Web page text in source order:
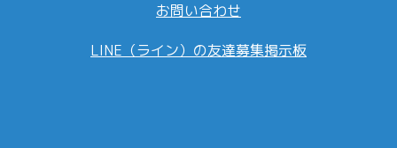
お問い合わせ
LINE（ライン）の友達募集掲示板